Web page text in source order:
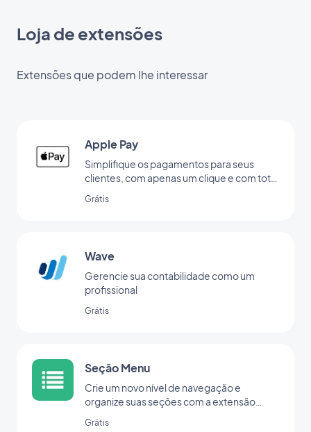
Loja de extensões
Extensões que podem lhe interessar
Apple Pay
Simplifique os pagamentos para seus
clientes, com apenas um clique e com total
Grátis
Wave
Gerencie sua contabilidade como um
profissional
Grátis
Seção Menu
Crie um novo nível de navegação e
organize suas seções com a extensão
Grátis